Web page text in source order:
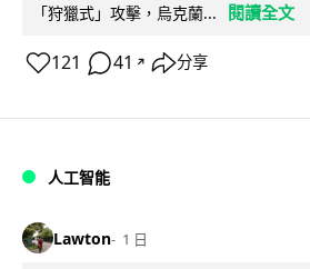
「狩獵式」攻擊，烏克蘭...
閱讀全文
121 41 ↗ 分享
人工智能
Lawton 1 日